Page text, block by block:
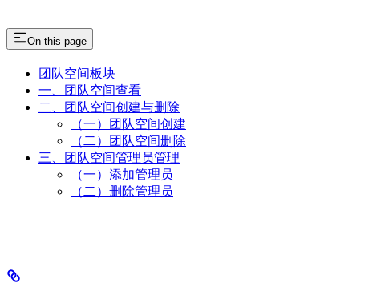
On this page
团队空间板块
一、团队空间查看
二、团队空间创建与删除
（一）团队空间创建
（二）团队空间删除
三、团队空间管理员管理
（一）添加管理员
（二）删除管理员